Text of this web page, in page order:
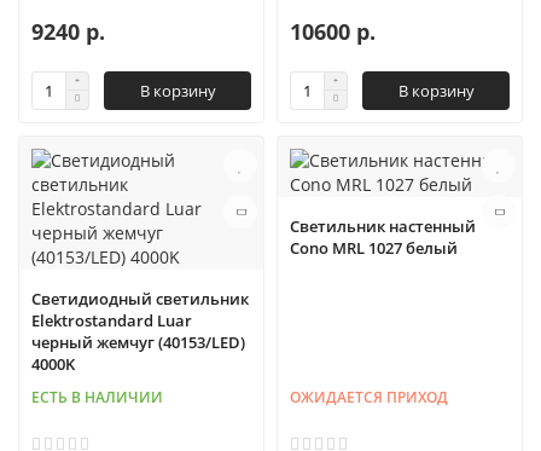
9240 р.
В корзину
10600 р.
В корзину
Светидиодный светильник
Elektrostandard Luar
черный жемчуг (40153/LED)
4000K
ЕСТЬ В НАЛИЧИИ
Светильник настенный
Cono MRL 1027 белый
ОЖИДАЕТСЯ ПРИХОД